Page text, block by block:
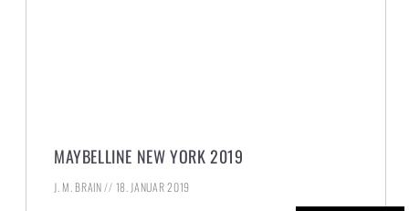
MAYBELLINE NEW YORK 2019
J. M. BRAIN 18. JANUAR 2019